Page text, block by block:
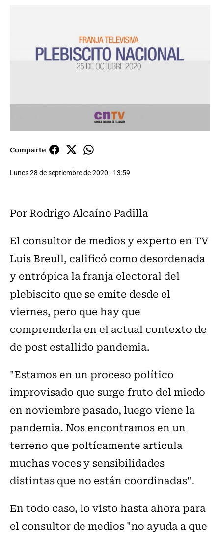
Comparte
Lunes 28 de septiembre de 2020 - 13:59
Por Rodrigo Alcaíno Padilla
El consultor de medios y experto en TV
Luis Breull, calificó como desordenada
y entrópica la franja electoral del
plebiscito que se emite desde el
viernes, pero que hay que
comprenderla en el actual contexto de
de post estallido pandemia.
"Estamos en un proceso político
improvisado que surge fruto del miedo
en noviembre pasado, luego viene la
pandemia. Nos encontramos en un
terreno que poltícamente articula
muchas voces y sensibilidades
distintas que no están coordinadas".
En todo caso, lo visto hasta ahora para
el consultor de medios "no ayuda a que